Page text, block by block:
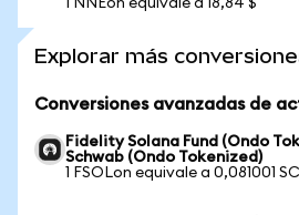
1 NNEon equivale a 18,84 $
Explorar más
Conversiones avanzadas de
Fidelity Solana Fund (Ondo
Schwab (Ondo Tokenized)
1 FSOLon equivale a 0,081001